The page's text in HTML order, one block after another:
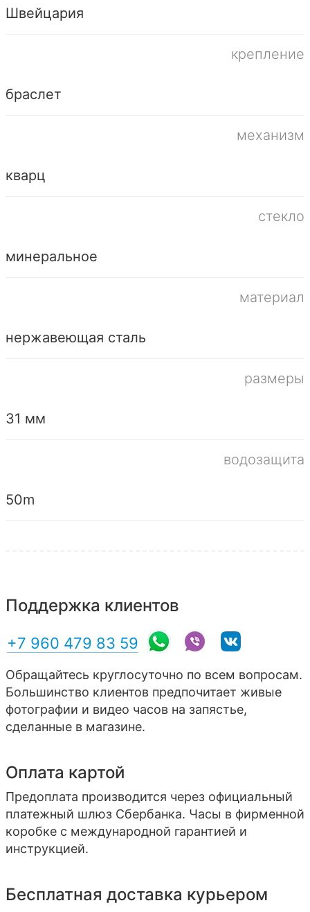
Швейцария
крепление
браслет
механизм
кварц
стекло
минеральное
материал
нержавеющая сталь
размеры
31 мм
водозащита
50m
Поддержка клиентов
+7 960 479 83 59
Обращайтесь круглосуточно по всем вопросам.
Большинство клиентов предпочитает живые
фотографии и видео часов на запястье,
сделанные в магазине.
Оплата картой
Предоплата производится через официальный
платежный шлюз Сбербанка. Часы в фирменной
коробке с международной гарантией и
инструкцией.
Бесплатная доставка курьером